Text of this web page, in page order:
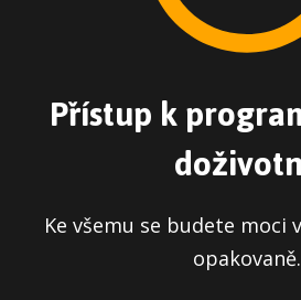
Přístup k
Ke všemu se budete moci
opakovaně.